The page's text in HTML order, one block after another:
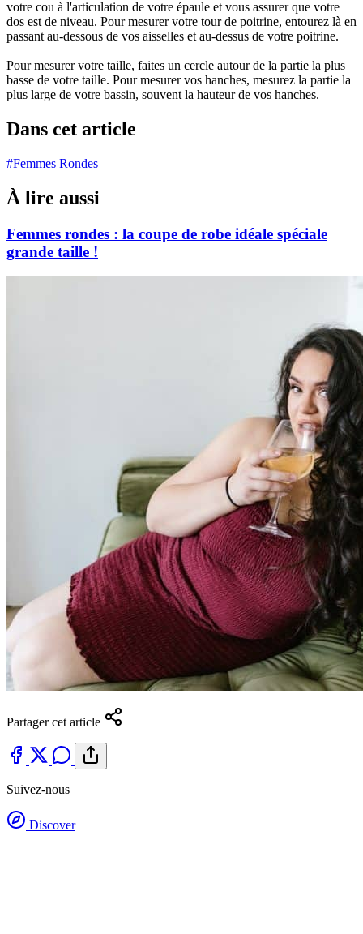
votre cou à l'articulation de votre épaule et vous assurer que votre
dos est de niveau. Pour mesurer votre tour de poitrine, entourez là en
passant au-dessous de vos aisselles et au-dessus de votre poitrine.
Pour mesurer votre taille, faites un cercle autour de la partie la plus
basse de votre taille. Pour mesurer vos hanches, mesurez la partie la
plus large de votre bassin, souvent la hauteur de vos hanches.
Dans cet article
#Femmes Rondes
À lire aussi
Femmes rondes : la coupe de robe idéale spéciale
grande taille !
Partager cet article
Suivez-nous
Discover